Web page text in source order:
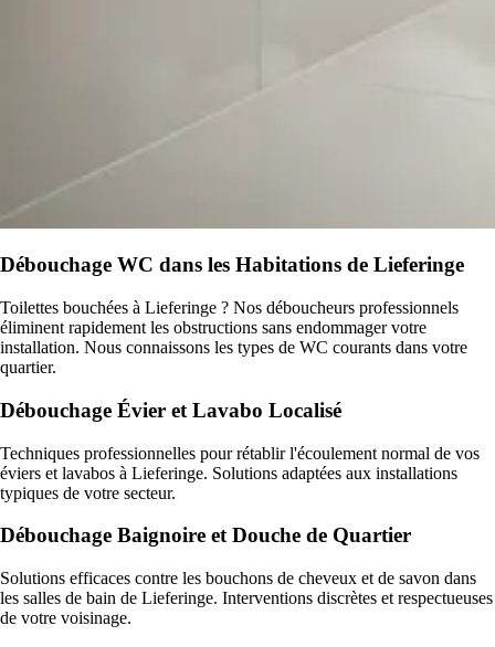
Débouchage WC dans les Habitations de Lieferinge
Toilettes bouchées à Lieferinge ? Nos déboucheurs professionnels
éliminent rapidement les obstructions sans endommager votre
installation. Nous connaissons les types de WC courants dans votre
quartier.
Débouchage Évier et Lavabo Localisé
Techniques professionnelles pour rétablir l'écoulement normal de vos
éviers et lavabos à Lieferinge. Solutions adaptées aux installations
typiques de votre secteur.
Débouchage Baignoire et Douche de Quartier
Solutions efficaces contre les bouchons de cheveux et de savon dans
les salles de bain de Lieferinge. Interventions discrètes et respectueuses
de votre voisinage.